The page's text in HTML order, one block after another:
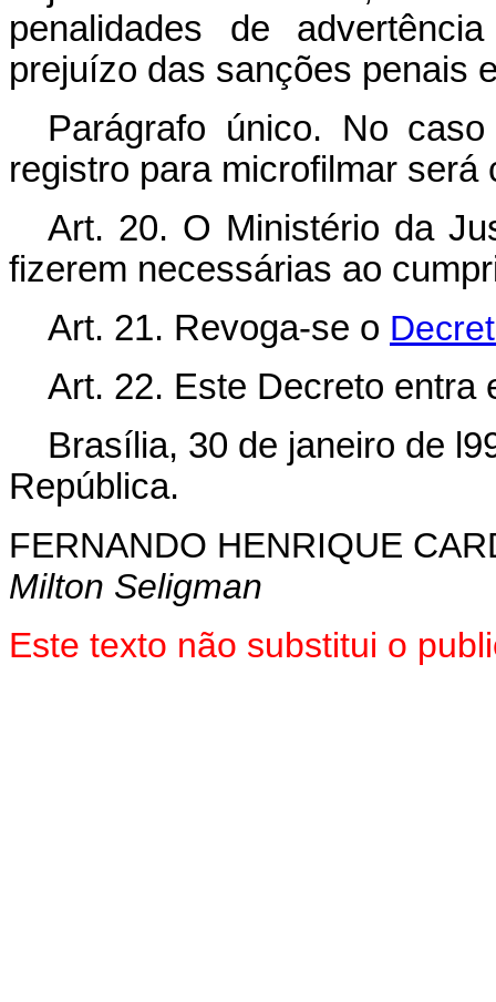
penalidades de
prejuízo das sanções penais
Parágrafo único. No
registro para microfilmar
Art. 20. O Ministério da
fizerem necessárias ao
Art. 21. Revoga-se o
Art. 22. Este Decreto entra
Brasília, 30 de janeiro de
República.
FERNANDO HENRIQUE
Milton Seligman
Este texto não substitui o